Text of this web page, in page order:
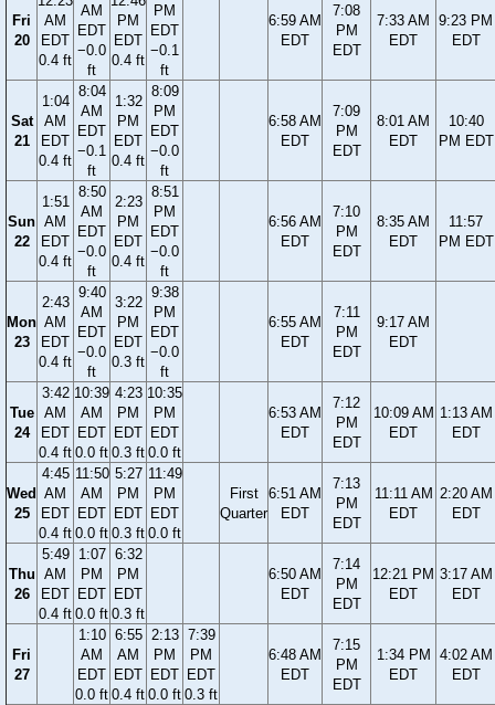
Fri
20
AM
EDT
0.4 ft
AM
EDT
−0.0
ft
PM
EDT
0.4 ft
PM
EDT
−0.1
ft
6:59 AM
EDT
7:08
PM
EDT
7:33 AM
EDT
9:23 PM
EDT
Sat
21
1:04
AM
EDT
0.4 ft
8:04
AM
EDT
−0.1
ft
1:32
PM
EDT
0.4 ft
8:09
PM
EDT
−0.0
ft
6:58 AM
EDT
7:09
PM
EDT
8:01 AM
EDT
10:40
PM EDT
Sun
22
1:51
AM
EDT
0.4 ft
8:50
AM
EDT
−0.0
ft
2:23
PM
EDT
0.4 ft
8:51
PM
EDT
−0.0
ft
6:56 AM
EDT
7:10
PM
EDT
8:35 AM
EDT
11:57
PM EDT
Mon
23
2:43
AM
EDT
0.4 ft
9:40
AM
EDT
−0.0
ft
3:22
PM
EDT
0.3 ft
9:38
PM
EDT
−0.0
ft
6:55 AM
EDT
7:11
PM
EDT
9:17 AM
EDT
Tue
24
3:42
AM
EDT
0.4 ft
10:39
AM
EDT
0.0 ft
4:23
PM
EDT
0.3 ft
10:35
PM
EDT
0.0 ft
6:53 AM
EDT
7:12
PM
EDT
10:09 AM
EDT
1:13 AM
EDT
Wed
25
4:45
AM
EDT
0.4 ft
11:50
AM
EDT
0.0 ft
5:27
PM
EDT
0.3 ft
11:49
PM
EDT
0.0 ft
First
Quarter
6:51 AM
EDT
7:13
PM
EDT
11:11 AM
EDT
2:20 AM
EDT
Thu
26
5:49
AM
EDT
0.4 ft
1:07
PM
EDT
0.0 ft
6:32
PM
EDT
0.3 ft
6:50 AM
EDT
7:14
PM
EDT
12:21 PM
EDT
3:17 AM
EDT
Fri
27
1:10
AM
EDT
0.0 ft
6:55
AM
EDT
0.4 ft
2:13
PM
EDT
0.0 ft
7:39
PM
EDT
0.3 ft
6:48 AM
EDT
7:15
PM
EDT
1:34 PM
EDT
4:02 AM
EDT